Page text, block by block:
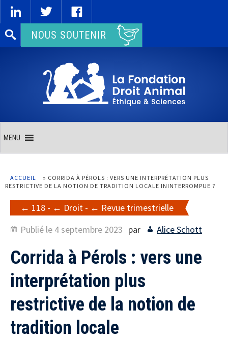
Rechercher :NOUS SOUTENIR
MENU
ACCUEIL » CORRIDA À PÉROLS : VERS UNE INTERPRÉTATION PLUS
RESTRICTIVE DE LA NOTION DE TRADITION LOCALE ININTERROMPUE ?
118 - Droit -
Revue trimestrielle
Publié le 4 septembre 2023 par Alice Schott
Corrida à Pérols : vers une
interprétation plus
restrictive de la notion de
tradition locale